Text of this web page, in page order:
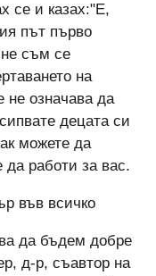
се и казах:"Е,
път първо
не съм се
на
не означава да
децата си
можете да
да работи за вас.
във всичко
да бъдем добре
д-р, съавтор на